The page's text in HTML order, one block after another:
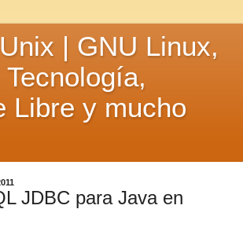
| GNU Linux,
Libre y mucho
JDBC para Java en